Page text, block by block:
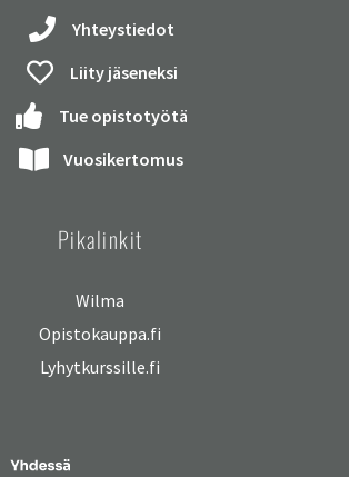
Yhteystiedot
Liity jäseneksi
Tue opistotyötä
Vuosikertomus
Pikalinkit
Wilma
Opistokauppa.fi
Lyhytkurssille.fi